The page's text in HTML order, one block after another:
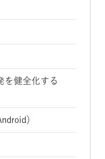
を健全化する
）